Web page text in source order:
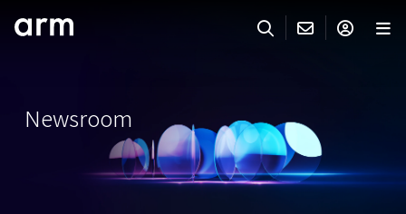
Skip to Footer
サポート
IP サポート
Armアカウント
ログインしてArmアカウントにアクセスする。
Newsroom